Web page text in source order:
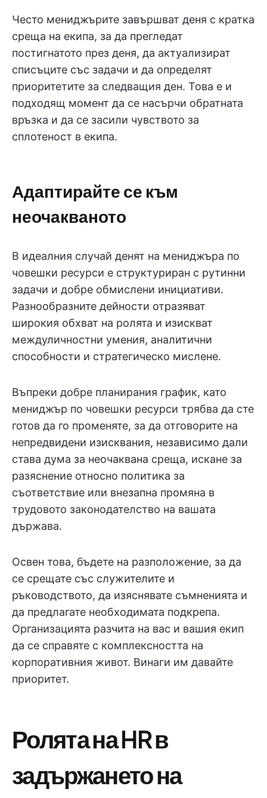
Често мениджърите завършват деня с кратка
среща на екипа, за да прегледат
постигнатото през деня, да актуализират
списъците със задачи и да определят
приоритетите за следващия ден. Това е и
подходящ момент да се насърчи обратната
връзка и да се засили чувството за
сплотеност в екипа.
Адаптирайте се към
неочакваното
В идеалния случай денят на мениджъра по
човешки ресурси е структуриран с рутинни
задачи и добре обмислени инициативи.
Разнообразните дейности отразяват
широкия обхват на ролята и изискват
междуличностни умения, аналитични
способности и стратегическо мислене.
Въпреки добре планирания график, като
мениджър по човешки ресурси трябва да сте
готов да го променяте, за да отговорите на
непредвидени изисквания, независимо дали
става дума за неочаквана среща, искане за
разяснение относно политика за
съответствие или внезапна промяна в
трудовото законодателство на вашата
държава.
Освен това, бъдете на разположение, за да
се срещате със служителите и
ръководството, да изяснявате съмненията и
да предлагате необходимата подкрепа.
Организацията разчита на вас и вашия екип
да се справяте с комплексността на
корпоративния живот. Винаги им давайте
приоритет.
Ролята на HR в
задържането на